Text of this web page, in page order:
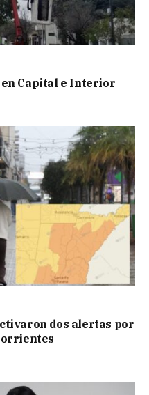
Capital e Interior
dos alertas por